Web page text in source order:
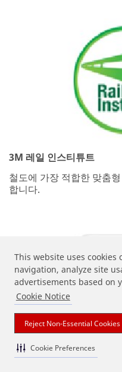
This website uses cookies
navigation, analyze site
advertisements based on
Cookie Notice
Reject Non-Essential Cookies
Cookie Preferences
3M 레일 인스티튜트
철도에 가장 적합한 맞춤
합니다.
프로그램 선택하기